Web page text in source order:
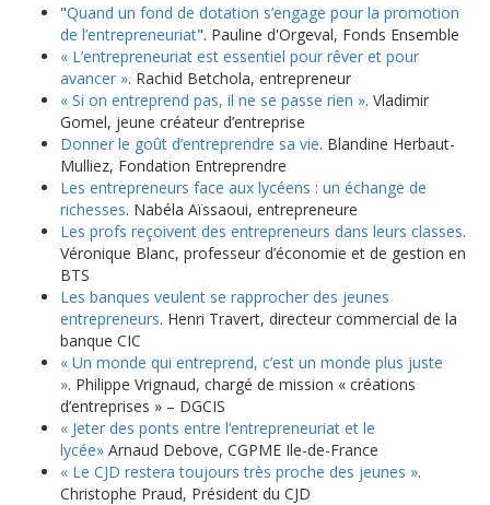
"Quand un fond de dotation s’engage pour la promotion
de l’entrepreneuriat". Pauline d'Orgeval, Fonds Ensemble
« L’entrepreneuriat est essentiel pour rêver et pour
avancer ». Rachid Betchola, entrepreneur
« Si on entreprend pas, il ne se passe rien ». Vladimir
Gomel, jeune créateur d’entreprise
Donner le goût d’entreprendre sa vie. Blandine Herbaut-
Mulliez, Fondation Entreprendre
Les entrepreneurs face aux lycéens : un échange de
richesses. Nabéla Aïssaoui, entrepreneure
Les profs reçoivent des entrepreneurs dans leurs classes.
Véronique Blanc, professeur d’économie et de gestion en
BTS
Les banques veulent se rapprocher des jeunes
entrepreneurs. Henri Travert, directeur commercial de la
banque CIC
« Un monde qui entreprend, c’est un monde plus juste
». Philippe Vrignaud, chargé de mission « créations
d’entreprises » – DGCIS
« Jeter des ponts entre l’entrepreneuriat et le
lycée» Arnaud Debove, CGPME Ile-de-France
« Le CJD restera toujours très proche des jeunes ».
Christophe Praud, Président du CJD